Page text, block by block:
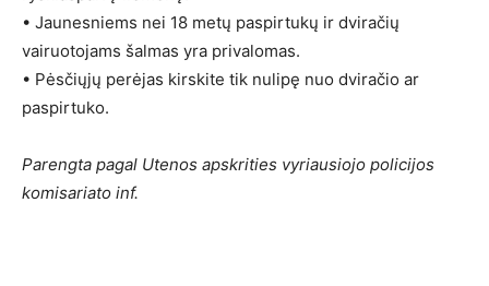
• Jaunesniems nei 18 metų paspirtukų ir dviračių
vairuotojams šalmas yra privalomas.
• Pėsčiųjų perėjas kirskite tik nulipę nuo dviračio ar
paspirtuko.
Parengta pagal Utenos apskrities vyriausiojo policijos
komisariato inf.